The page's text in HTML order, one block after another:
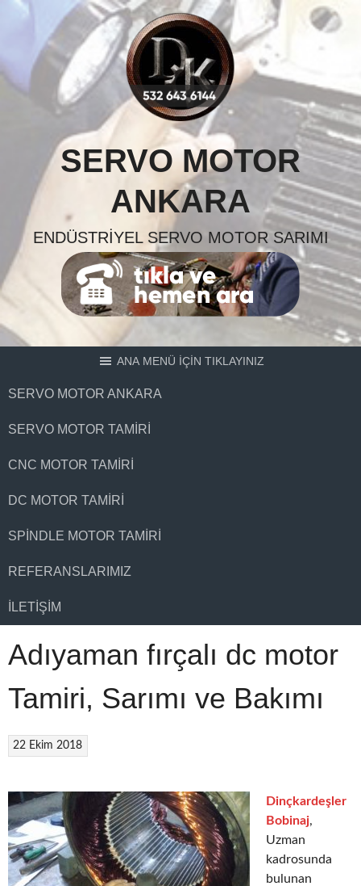
Skip
content
SERVO MOTOR
ANKARA
ENDÜSTRIYEL SERVO MOTOR SARIMI
ANA MENÜ İÇİN TIKLAYINIZ
SERVO MOTOR ANKARA
SERVO MOTOR TAMIRI
CNC MOTOR TAMIRI
DC MOTOR TAMIRI
SPINDLE MOTOR TAMIRI
REFERANSLARIMIZ
İLETIŞIM
Adıyaman fırçalı dc motor
Tamiri, Sarımı ve Bakımı
22 Ekim 2018
Dinçkardeşler
Bobinaj,
Uzman
kadrosunda
bulunan